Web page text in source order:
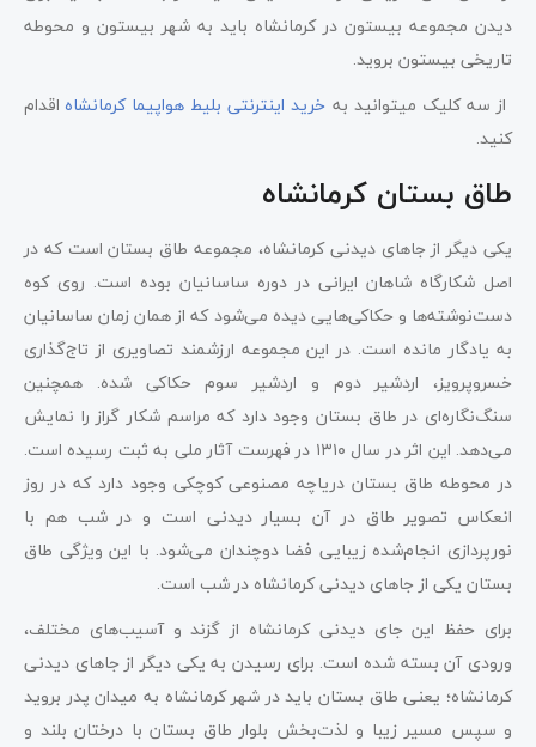
دیدن مجموعه بیستون در کرمانشاه باید به شهر بیستون و محوطه
تاریخی بیستون بروید.
از سه کلیک میتوانید به خرید اینترنتی بلیط هواپیما کرمانشاه اقدام
کنید.
طاق بستان کرمانشاه
یکی دیگر از جاهای دیدنی کرمانشاه، مجموعه طاق بستان است که در
اصل شکارگاه شاهان ایرانی در دوره ساسانیان بوده است. روی کوه
دست‌نوشته‌ها و حکاکی‌هایی دیده می‌شود که از همان زمان ساسانیان
به یادگار مانده است. در این مجموعه ارزشمند تصاویری از تاج‌گذاری
خسروپرویز، اردشیر دوم و اردشیر سوم حکاکی شده. همچنین
سنگ‌نگاره‌ای در طاق بستان وجود دارد که مراسم شکار گراز را نمایش
می‌دهد. این اثر در سال ۱۳۱۰ در فهرست ‌آثار‌ ملی به ثبت رسیده است.
در محوطه طاق بستان دریاچه مصنوعی کوچکی وجود دارد که در روز
انعکاس تصویر طاق در آن بسیار دیدنی است و در شب هم با
نورپردازی انجام‌شده زیبایی فضا دوچندان می‌شود. با این ویژگی طاق
بستان یکی از جاهای دیدنی کرمانشاه در شب است.
برای حفظ این جای دیدنی کرمانشاه از گزند و آسیب‌های مختلف،
ورودی آن بسته شده است. برای رسیدن به یکی دیگر از جاهای دیدنی
کرمانشاه؛ یعنی طاق بستان باید در شهر کرمانشاه به میدان پدر بروید
و سپس مسیر زیبا و لذت‌بخش بلوار طاق بستان با درختان بلند و